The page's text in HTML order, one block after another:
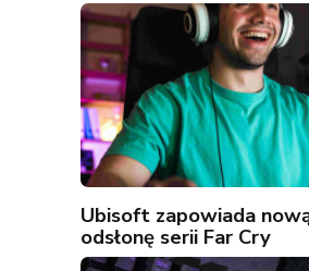
Ubisoft zapowiada
odsłonę serii Far Cry